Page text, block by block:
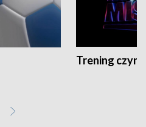
Trening czyni